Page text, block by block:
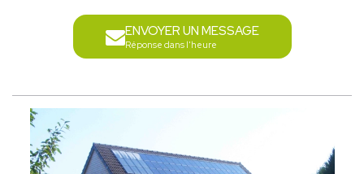
ENVOYER UN MESSAGE
Réponse dans l'heure